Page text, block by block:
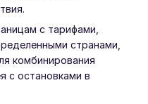
с тарифами,
странами,
комбинирования
с остановками в